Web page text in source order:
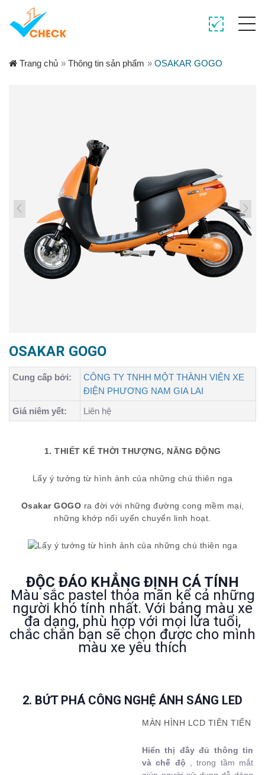
Trang chủ » Thông tin sản phẩm » OSAKAR GOGO
OSAKAR GOGO
Cung cấp bởi:
CÔNG TY TNHH MỘT THÀNH VIÊN XE
ĐIỆN PHƯƠNG NAM GIA LAI
Giá niêm yết:
Liên hệ
1. THIẾT KẾ THỜI THƯỢNG, NĂNG ĐỘNG
Lấy ý tưởng từ hình ảnh của những chú thiên nga
Osakar GOGO ra đời với những đường cong mềm mại,
những khớp nối uyển chuyển linh hoạt.
ĐỘC ĐÁO KHẲNG ĐỊNH CÁ TÍNH
Màu sắc pastel thỏa mãn kể cả những
người khó tính nhất. Với bảng màu xe
đa dạng, phù hợp với mọi lứa tuổi,
chắc chắn bạn sẽ chọn được cho mình
màu xe yêu thích
2. BỨT PHÁ CÔNG NGHỆ ÁNH SÁNG LED
MÀN HÌNH LCD TIÊN TIẾN
Hiển thị đầy đủ thông tin
và chế độ , trong tầm mắt